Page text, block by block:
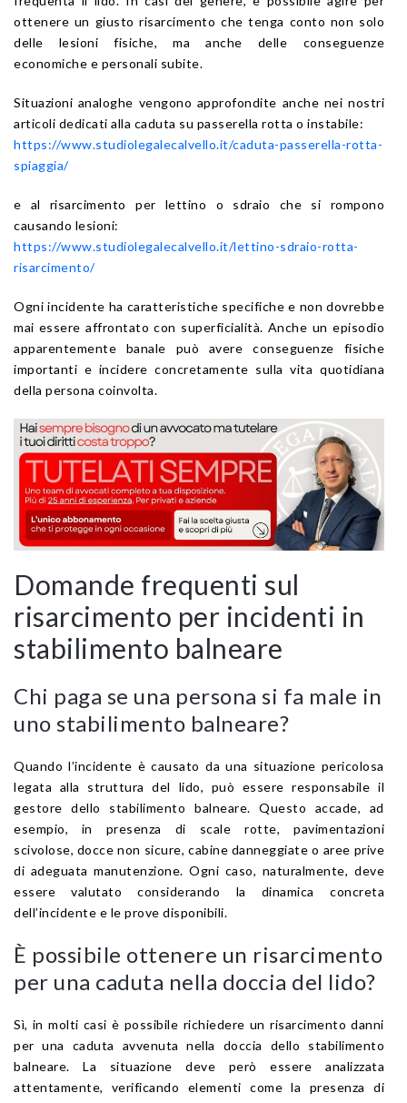
ottenere un giusto risarcimento che tenga conto non solo
delle lesioni fisiche, ma anche delle conseguenze
economiche e personali subite.
Situazioni analoghe vengono approfondite anche nei nostri
articoli dedicati alla caduta su passerella rotta o instabile:
https://www.studiolegalecalvello.it/caduta-passerella-rotta-
spiaggia/
e al risarcimento per lettino o sdraio che si rompono
causando lesioni:
https://www.studiolegalecalvello.it/lettino-sdraio-rotta-
risarcimento/
Ogni incidente ha caratteristiche specifiche e non dovrebbe
mai essere affrontato con superficialità. Anche un episodio
apparentemente banale può avere conseguenze fisiche
importanti e incidere concretamente sulla vita quotidiana
della persona coinvolta.
Domande frequenti sul
risarcimento per incidenti in
stabilimento balneare
Chi paga se una persona si fa male in
uno stabilimento balneare?
Quando l’incidente è causato da una situazione pericolosa
legata alla struttura del lido, può essere responsabile il
gestore dello stabilimento balneare. Questo accade, ad
esempio, in presenza di scale rotte, pavimentazioni
scivolose, docce non sicure, cabine danneggiate o aree prive
di adeguata manutenzione. Ogni caso, naturalmente, deve
essere valutato considerando la dinamica concreta
dell’incidente e le prove disponibili.
È possibile ottenere un risarcimento
per una caduta nella doccia del lido?
Sì, in molti casi è possibile richiedere un risarcimento danni
per una caduta avvenuta nella doccia dello stabilimento
balneare. La situazione deve però essere analizzata
attentamente, verificando elementi come la presenza di